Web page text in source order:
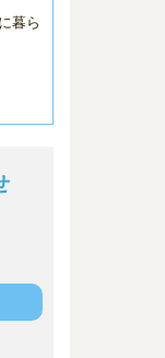
暮ら